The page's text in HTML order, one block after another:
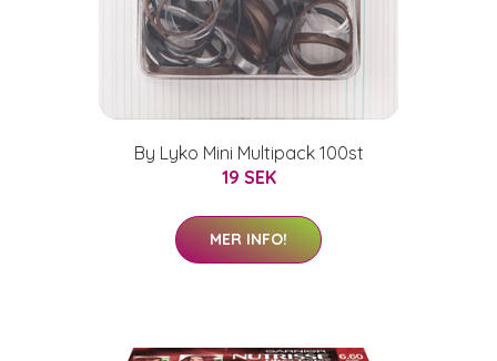
By Lyko Mini Multipack 100st
19 SEK
MER INFO!